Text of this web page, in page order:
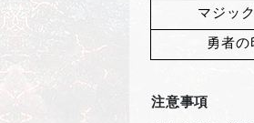
マジッ
勇者
注意事項